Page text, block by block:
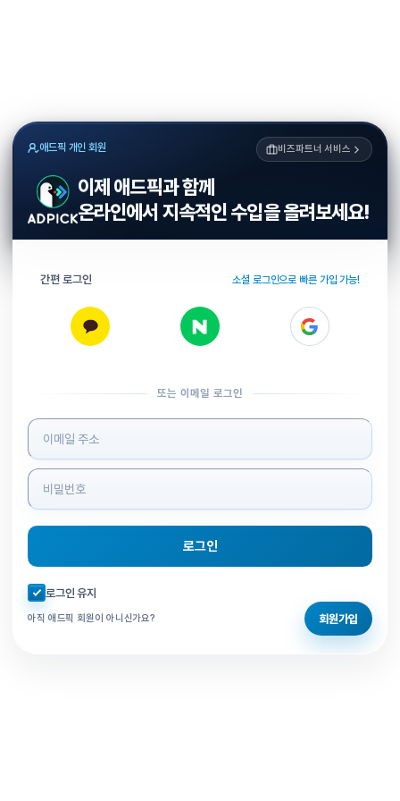
애드픽 개인 회원 비즈파트너 서비스
이제 애드픽과 함께
온라인에서 지속적인 수입을 올려보세요!
간편 로그인 소셜 로그인으로 빠른 가입 가능!
또는 이메일 로그인
로그인 정보 입력
로그인
자동로그인 체크
로그인 유지
아직 애드픽 회원이 아니신가요? 회원가입